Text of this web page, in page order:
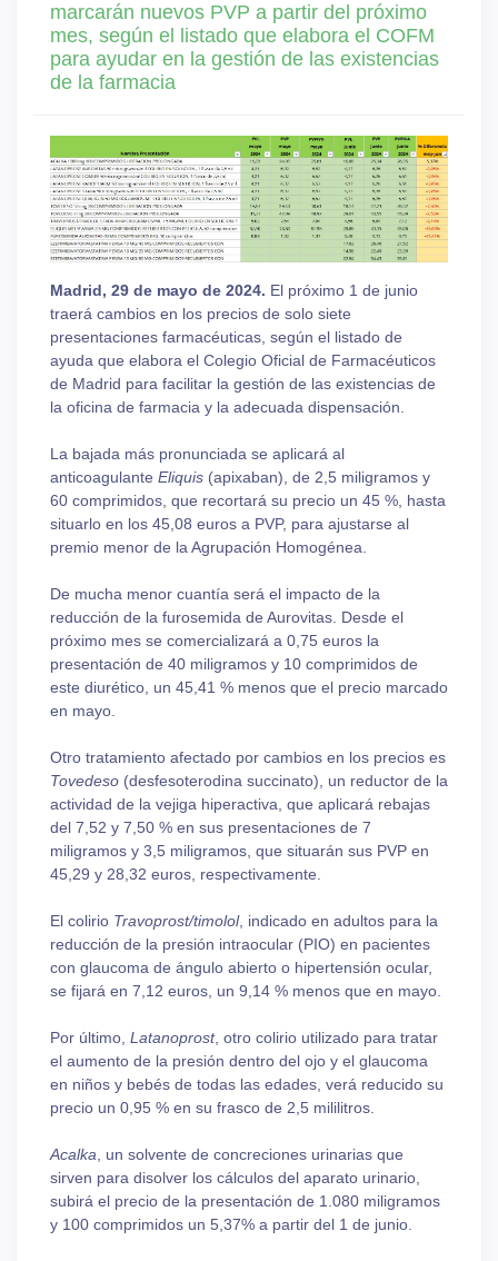
marcarán nuevos PVP a partir del próximo
mes, según el listado que elabora el COFM
para ayudar en la gestión de las existencias
de la farmacia
Madrid, 29 de mayo de 2024. El próximo 1 de junio
traerá cambios en los precios de solo siete
presentaciones farmacéuticas, según el listado de
ayuda que elabora el Colegio Oficial de Farmacéuticos
de Madrid para facilitar la gestión de las existencias de
la oficina de farmacia y la adecuada dispensación.
La bajada más pronunciada se aplicará al
anticoagulante Eliquis (apixaban), de 2,5 miligramos y
60 comprimidos, que recortará su precio un 45 %, hasta
situarlo en los 45,08 euros a PVP, para ajustarse al
premio menor de la Agrupación Homogénea.
De mucha menor cuantía será el impacto de la
reducción de la furosemida de Aurovitas. Desde el
próximo mes se comercializará a 0,75 euros la
presentación de 40 miligramos y 10 comprimidos de
este diurético, un 45,41 % menos que el precio marcado
en mayo.
Otro tratamiento afectado por cambios en los precios es
Tovedeso (desfesoterodina succinato), un reductor de la
actividad de la vejiga hiperactiva, que aplicará rebajas
del 7,52 y 7,50 % en sus presentaciones de 7
miligramos y 3,5 miligramos, que situarán sus PVP en
45,29 y 28,32 euros, respectivamente.
El colirio Travoprost/timolol, indicado en adultos para la
reducción de la presión intraocular (PIO) en pacientes
con glaucoma de ángulo abierto o hipertensión ocular,
se fijará en 7,12 euros, un 9,14 % menos que en mayo.
Por último, Latanoprost, otro colirio utilizado para tratar
el aumento de la presión dentro del ojo y el glaucoma
en niños y bebés de todas las edades, verá reducido su
precio un 0,95 % en su frasco de 2,5 mililitros.
Acalka, un solvente de concreciones urinarias que
sirven para disolver los cálculos del aparato urinario,
subirá el precio de la presentación de 1.080 miligramos
y 100 comprimidos un 5,37% a partir del 1 de junio.